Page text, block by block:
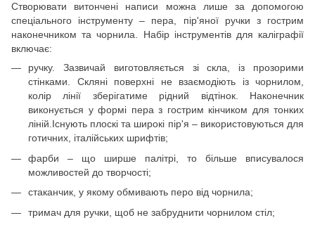
Створювати витончені написи можна лише за допомогою
спеціального інструменту – пера, пір'яної ручки з гострим
наконечником та чорнила. Набір інструментів для каліграфії
включає:
ручку. Зазвичай виготовляється зі скла, із прозорими
стінками. Скляні поверхні не взаємодіють із чорнилом,
колір лінії зберігатиме рідний відтінок. Наконечник
виконується у формі пера з гострим кінчиком для тонких
ліній.Існують плоскі та широкі пір'я – використовуються для
готичних, італійських шрифтів;
фарби – що ширше палітрі, то більше вписувалося
можливостей до творчості;
стаканчик, у якому обмивають перо від чорнила;
тримач для ручки, щоб не забруднити чорнилом стіл;